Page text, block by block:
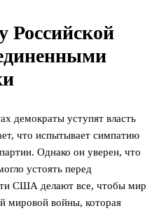
демократы уступят власть
что испытывает симпатию
Однако он уверен, что
устоять перед
США делают все, чтобы мир
мировой войны, которая